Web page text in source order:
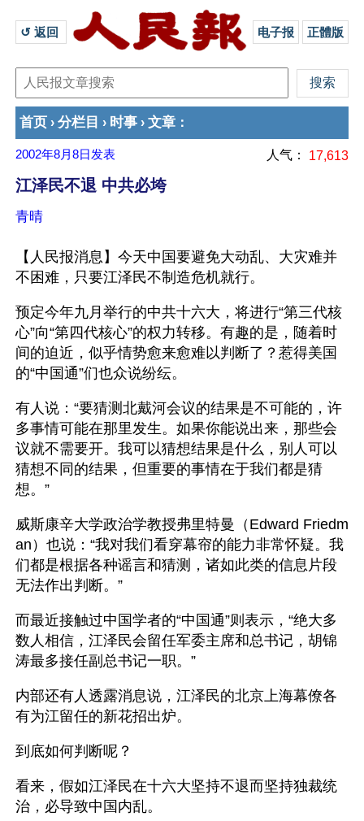
↺ 返回 电子报 正體版
首页 › 分栏目 › 时事 › 文章 ：
2002年8月8日 发表 人气： 17,613
江泽民不退 中共必垮
青晴
【人民报消息】今天中国要避免大动乱、大灾难并
不困难，只要江泽民不制造危机就行。
预定今年九月举行的中共十六大，将进行“第三代核
心”向“第四代核心”的权力转移。有趣的是，随着时
间的迫近，似乎情势愈来愈难以判断了？惹得美国
的“中国通”们也众说纷纭。
有人说：“要猜测北戴河会议的结果是不可能的，许
多事情可能在那里发生。如果你能说出来，那些会
议就不需要开。我可以猜想结果是什么，别人可以
猜想不同的结果，但重要的事情在于我们都是猜
想。”
威斯康辛大学政治学教授弗里特曼（Edward Friedm
an）也说：“我对我们看穿幕帘的能力非常怀疑。我
们都是根据各种谣言和猜测，诸如此类的信息片段
无法作出判断。”
而最近接触过中国学者的“中国通”则表示，“绝大多
数人相信，江泽民会留任军委主席和总书记，胡锦
涛最多接任副总书记一职。”
内部还有人透露消息说，江泽民的北京上海幕僚各
有为江留任的新花招出炉。
到底如何判断呢？
看来，假如江泽民在十六大坚持不退而坚持独裁统
治，必导致中国内乱。